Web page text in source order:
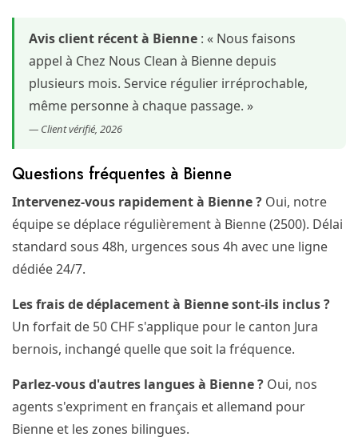
Avis client récent à Bienne : « Nous faisons
appel à Chez Nous Clean à Bienne depuis
plusieurs mois. Service régulier irréprochable,
même personne à chaque passage. »
— Client vérifié, 2026
Questions fréquentes à Bienne
Intervenez-vous rapidement à Bienne ? Oui, notre
équipe se déplace régulièrement à Bienne (2500). Délai
standard sous 48h, urgences sous 4h avec une ligne
dédiée 24/7.
Les frais de déplacement à Bienne sont-ils inclus ?
Un forfait de 50 CHF s'applique pour le canton Jura
bernois, inchangé quelle que soit la fréquence.
Parlez-vous d'autres langues à Bienne ? Oui, nos
agents s'expriment en français et allemand pour
Bienne et les zones bilingues.